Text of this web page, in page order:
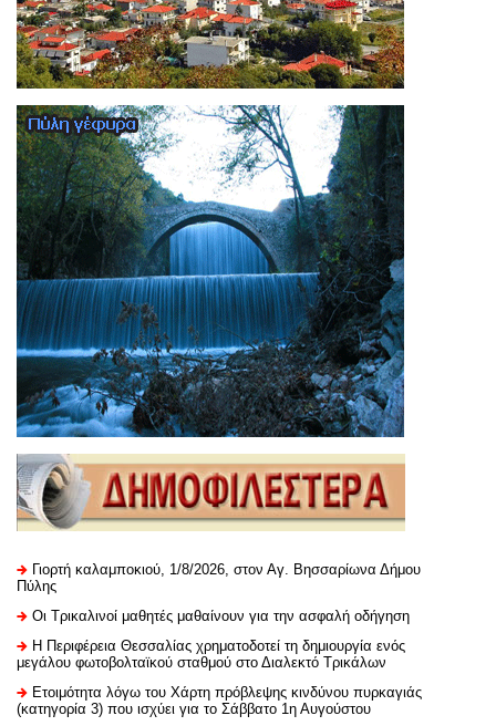
Γιορτή καλαμποκιού, 1/8/2026, στον Αγ. Βησσαρίωνα Δήμου
Πύλης
Οι Τρικαλινοί μαθητές μαθαίνουν για την ασφαλή οδήγηση
H Περιφέρεια Θεσσαλίας χρηματοδοτεί τη δημιουργία ενός
μεγάλου φωτοβολταϊκού σταθμού στο Διαλεκτό Τρικάλων
Ετοιμότητα λόγω του Χάρτη πρόβλεψης κινδύνου πυρκαγιάς
(κατηγορία 3) που ισχύει για το Σάββατο 1η Αυγούστου